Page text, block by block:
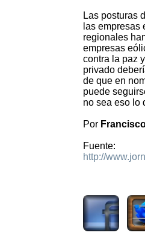
Las posturas
las empresas
regionales
empresas
contra la paz
privado
de que en
puede
no sea eso lo
Por
Fuente:
http://